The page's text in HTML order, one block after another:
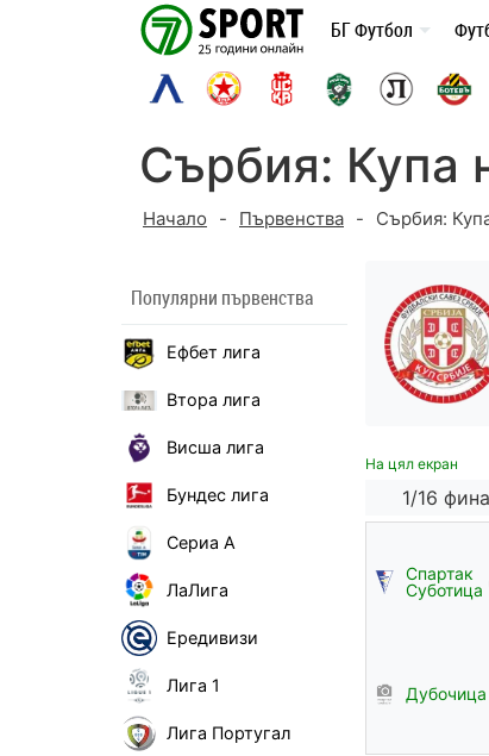
БГ Футбол
Сърбия: Купа
Начало - Първенства - Сърбия:
Популярни първенства
Ефбет лига
Втора лига
Висша лига
Бундес лига
Сериа А
ЛаЛига
Ередивизи
Лига 1
Лига Португал
На цял екран
1/16
Спартак
Суботица
Дубочица